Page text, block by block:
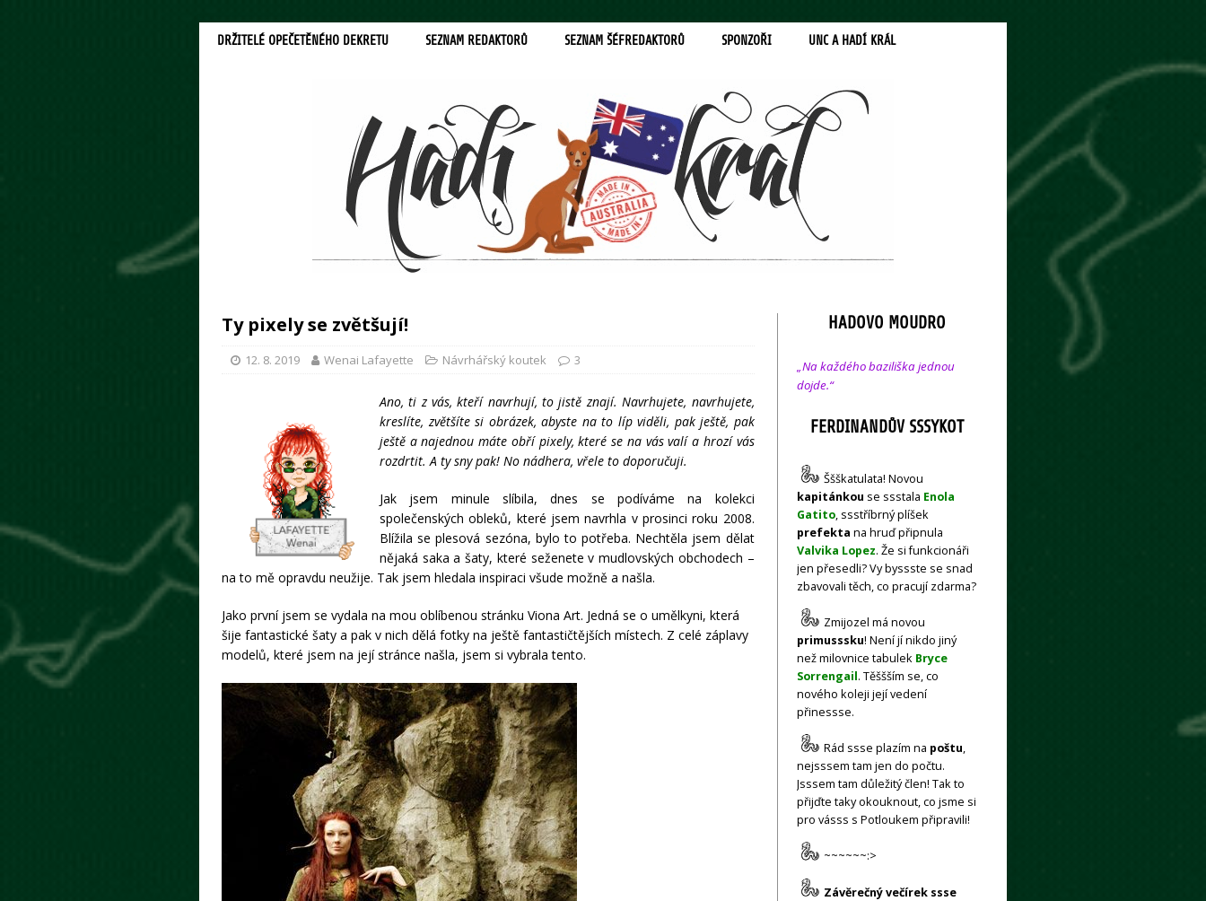
DRŽITELÉ OPEČETĚNÉHO DEKRETU SEZNAM REDAKTORŮ SEZNAM ŠÉFREDAKTORŮ SPONZOŘI UNC A HADÍ KRÁL
Ty pixely se zvětšují!
12. 8. 2019 Wenai Lafayette Návrhářský koutek 3
Ano, ti z vás, kteří navrhují, to jistě znají. Navrhujete, navrhujete,
kreslíte, zvětšíte si obrázek, abyste na to líp viděli, pak ještě, pak
ještě a najednou máte obří pixely, které se na vás valí a hrozí vás
rozdrtit. A ty sny pak! No nádhera, vřele to doporučuji.
Jak jsem minule slíbila, dnes se podíváme na kolekci
společenských obleků, které jsem navrhla v prosinci roku 2008.
Blížila se plesová sezóna, bylo to potřeba. Nechtěla jsem dělat
nějaká saka a šaty, které seženete v mudlovských obchodech –
na to mě opravdu neužije. Tak jsem hledala inspiraci všude možně a našla.
Jako první jsem se vydala na mou oblíbenou stránku Viona Art. Jedná se o umělkyni, která
šije fantastické šaty a pak v nich dělá fotky na ještě fantastičtějších místech. Z celé záplavy
modelů, které jsem na její stránce našla, jsem si vybrala tento.
HADOVO MOUDRO
„Na každého baziliška jednou
dojde.“
FERDINANDŮV SSSYKOT
Ššškatulata! Novou
kapitánkou se ssstala Enola
Gatito, ssstříbrný plíšek
prefekta na hruď připnula
Valvika Lopez. Že si funkcionáři
jen přesedli? Vy byssste se snad
zbavovali těch, co pracují zdarma?
Zmijozel má novou
primusssku! Není jí nikdo jiný
než milovnice tabulek Bryce
Sorrengail. Těššším se, co
nového koleji její vedení
přinessse.
Rád ssse plazím na poštu,
nejsssem tam jen do počtu.
Jsssem tam důležitý člen! Tak to
přijďte taky okouknout, co jsme si
pro vásss s Potloukem připravili!
~~~~~~:>
Závěrečný večírek ssse